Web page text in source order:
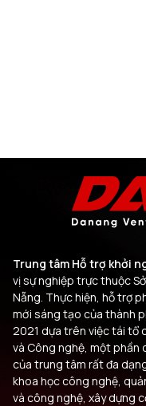
Trung tâm Hỗ trợ khởi
vị sự nghiệp trực thuộc
Nẵng. Thực hiện, hỗ trợ
mới sáng tạo của thành
2021 dựa trên việc tái tổ
và Công nghệ, một phần
của trung tâm rất đa
khoa học công nghệ,
và công nghệ, xây dựng